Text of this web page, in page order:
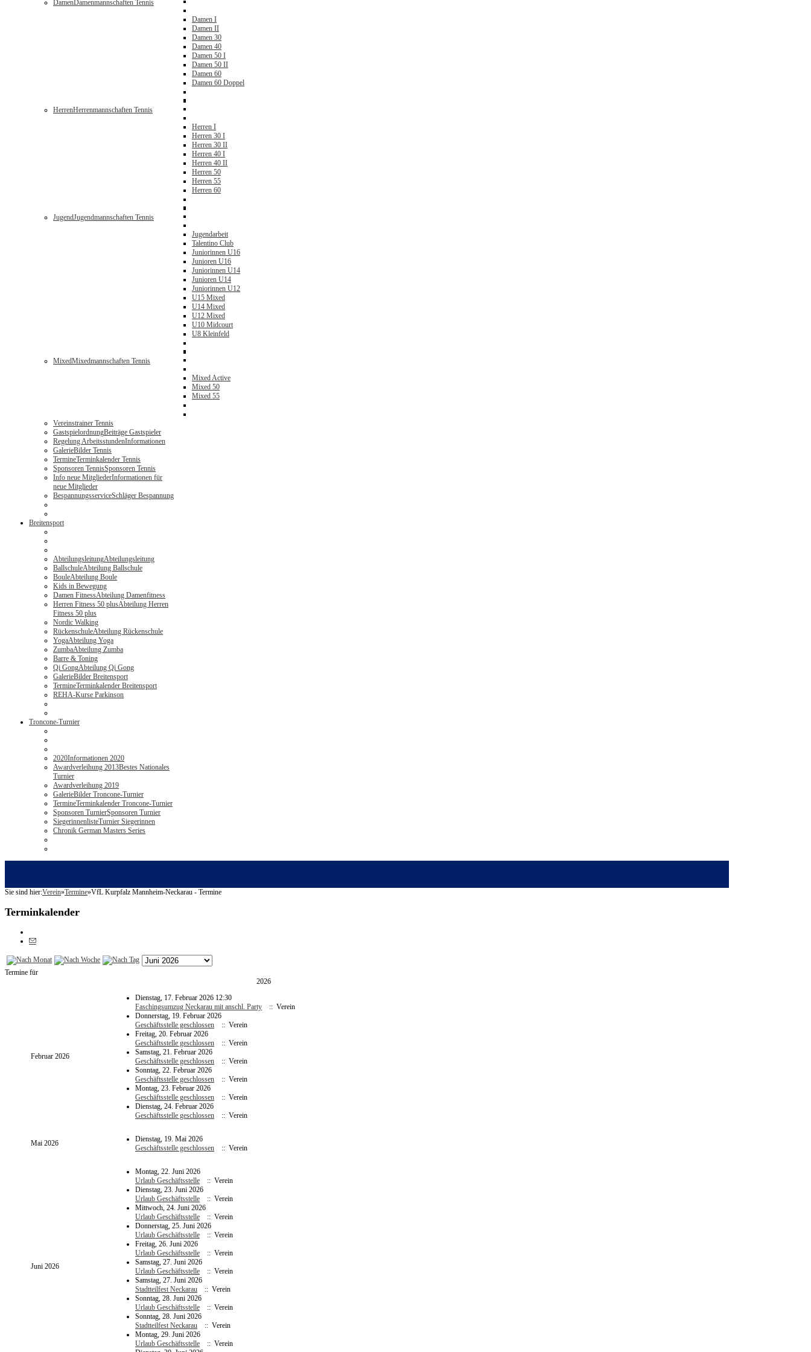
DamenDamenmannschaften Tennis
Damen I
Damen II
Damen 30
Damen 40
Damen 50 I
Damen 50 II
Damen 60
Damen 60 Doppel
HerrenHerrenmannschaften Tennis
Herren I
Herren 30 I
Herren 30 II
Herren 40 I
Herren 40 II
Herren 50
Herren 55
Herren 60
JugendJugendmannschaften Tennis
Jugendarbeit
Talentino Club
Juniorinnen U16
Junioren U16
Juniorinnen U14
Junioren U14
Juniorinnen U12
U15 Mixed
U14 Mixed
U12 Mixed
U10 Midcourt
U8 Kleinfeld
MixedMixedmannschaften Tennis
Mixed Active
Mixed 50
Mixed 55
Vereinstrainer Tennis
GastspielordnungBeiträge Gastspieler
Regelung ArbeitsstundenInformationen
GalerieBilder Tennis
TermineTerminkalender Tennis
Sponsoren TennisSponsoren Tennis
Info neue MitgliederInformationen für
neue Mitglieder
BespannungsserviceSchläger Bespannung
Breitensport
AbteilungsleitungAbteilungsleitung
BallschuleAbteilung Ballschule
BouleAbteilung Boule
Kids in Bewegung
Damen FitnessAbteilung Damenfitness
Herren Fitness 50 plusAbteilung Herren
Fitness 50 plus
Nordic Walking
RückenschuleAbteilung Rückenschule
YogaAbteilung Yoga
ZumbaAbteilung Zumba
Barre & Toning
Qi GongAbteilung Qi Gong
GalerieBilder Breitensport
TermineTerminkalender Breitensport
REHA-Kurse Parkinson
Troncone-Turnier
2020Informationen 2020
Awardverleihung 2013Bestes Nationales
Turnier
Awardverleihung 2019
GalerieBilder Troncone-Turnier
TermineTerminkalender Troncone-Turnier
Sponsoren TurnierSponsoren Turnier
SiegerinnenlisteTurnier Siegerinnen
Chronik German Masters Series
Sie sind hier:Verein»Termine»VfL Kurpfalz Mannheim-Neckarau - Termine
Terminkalender
Termine für
2026
Februar 2026
Dienstag, 17. Februar 2026 12:30
Faschingsumzug Neckarau mit anschl. Party
:: Verein
Donnerstag, 19. Februar 2026
Geschäftsstelle geschlossen
:: Verein
Freitag, 20. Februar 2026
Geschäftsstelle geschlossen
:: Verein
Samstag, 21. Februar 2026
Geschäftsstelle geschlossen
:: Verein
Sonntag, 22. Februar 2026
Geschäftsstelle geschlossen
:: Verein
Montag, 23. Februar 2026
Geschäftsstelle geschlossen
:: Verein
Dienstag, 24. Februar 2026
Geschäftsstelle geschlossen
:: Verein
Mai 2026
Dienstag, 19. Mai 2026
Geschäftsstelle geschlossen
:: Verein
Juni 2026
Montag, 22. Juni 2026
Urlaub Geschäftsstelle
:: Verein
Dienstag, 23. Juni 2026
Urlaub Geschäftsstelle
:: Verein
Mittwoch, 24. Juni 2026
Urlaub Geschäftsstelle
:: Verein
Donnerstag, 25. Juni 2026
Urlaub Geschäftsstelle
:: Verein
Freitag, 26. Juni 2026
Urlaub Geschäftsstelle
:: Verein
Samstag, 27. Juni 2026
Urlaub Geschäftsstelle
:: Verein
Samstag, 27. Juni 2026
Stadtteilfest Neckarau
:: Verein
Sonntag, 28. Juni 2026
Urlaub Geschäftsstelle
:: Verein
Sonntag, 28. Juni 2026
Stadtteilfest Neckarau
:: Verein
Montag, 29. Juni 2026
Urlaub Geschäftsstelle
:: Verein